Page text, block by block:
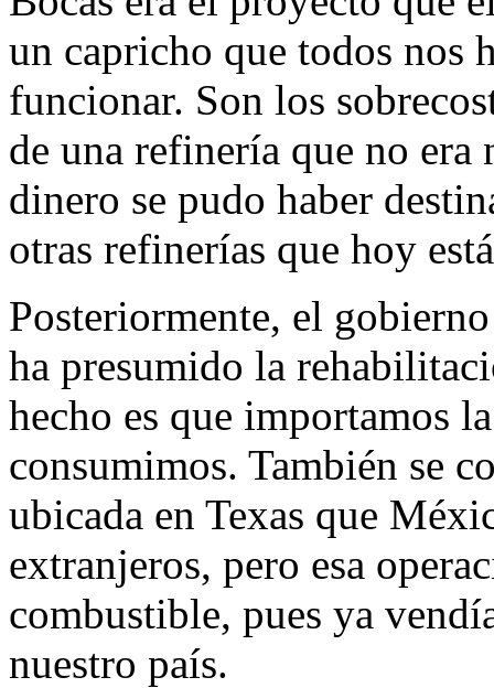
un capricho que todos nos
funcionar. Son los
de una refinería que no era
dinero se pudo haber
otras refinerías que hoy
Posteriormente, el
ha presumido la
hecho es que importamos
consumimos. También se
ubicada en Texas que
extranjeros, pero esa
combustible, pues ya
nuestro país.